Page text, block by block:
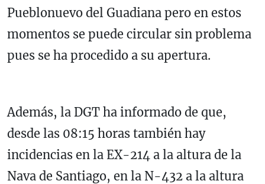
Pueblonuevo del Guadiana pero en estos
momentos se puede circular sin problema
pues se ha procedido a su apertura.
Además, la DGT ha informado de que,
desde las 08:15 horas también hay
incidencias en la EX-214 a la altura de la
Nava de Santiago, en la N-432 a la altura